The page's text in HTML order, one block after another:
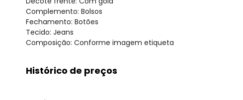
Complemento: Bolsos
Fechamento: Botões
Tecido: Jeans
Composição: Conforme imagem etiqueta
Histórico de preços